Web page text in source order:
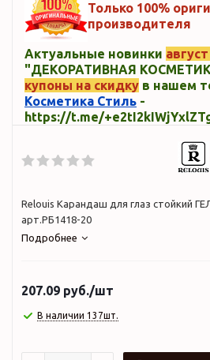
Только 100%
производителя
Актуальные новинки
"ДЕКОРАТИВНАЯ
купоны на скидку в нашем
Косметика Стиль -
https://t.me/
Relouis Карандаш для глаз стойкий
арт.РБ1418-20
Подробнее
207.09 руб./шт
В наличии 137шт.